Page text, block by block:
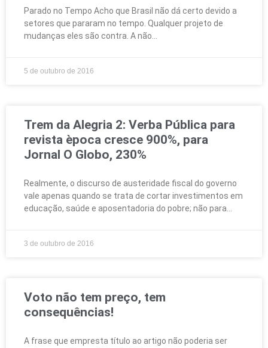
Parado no Tempo Acho que Brasil não dá certo devido a
setores que pararam no tempo. Qualquer projeto de
mudanças eles são contra. A não
5 de outubro de 2016
Trem da Alegria 2: Verba Pública para
revista època cresce 900%, para
Jornal O Globo, 230%
Realmente, o discurso de austeridade fiscal do governo
vale apenas quando se trata de cortar investimentos em
educação, saúde e aposentadoria do pobre; não para
3 de outubro de 2016
Voto não tem preço, tem
consequências!
A frase que empresta título ao artigo não poderia ser